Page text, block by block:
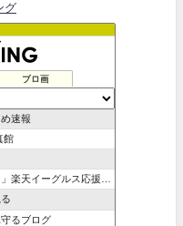
グ
ブロ画
速報
館
天イーグルス応援ブログ
るブログ